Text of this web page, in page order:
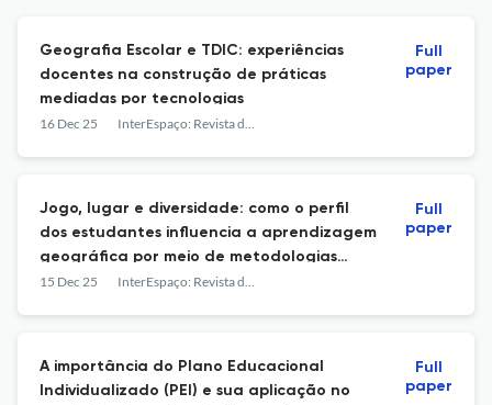
Geografia Escolar e TDIC: experiências
docentes na construção de práticas
mediadas por tecnologias
16 Dec 25 InterEspaço: Revista de Geografia e Interdisciplinaridade
Full
paper
Jogo, lugar e diversidade: como o perfil
dos estudantes influencia a aprendizagem
geográfica por meio de metodologias
lúdicas
15 Dec 25 InterEspaço: Revista de Geografia e Interdisciplinaridade
Full
paper
A importância do Plano Educacional
Individualizado (PEI) e sua aplicação no
Full
paper